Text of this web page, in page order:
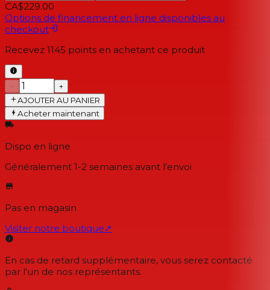
CA$229.00
Options de financement en ligne disponibles au
checkout
Recevez 1145 points en achetant ce produit
−
+
AJOUTER AU PANIER
Acheter maintenant
Dispo en ligne
Généralement 1-2 semaines avant l'envoi
Pas en magasin
Visiter notre boutique↗
En cas de retard supplémentaire, vous serez contacté
par l'un de nos représentants.